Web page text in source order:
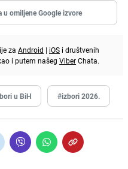
u omiljene Google izvore
za Android | iOS i društvenih
i putem našeg ViberChata.
u BiH #izbori 2026.